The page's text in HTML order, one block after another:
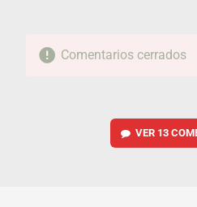
Comentarios cerrados
VER 13